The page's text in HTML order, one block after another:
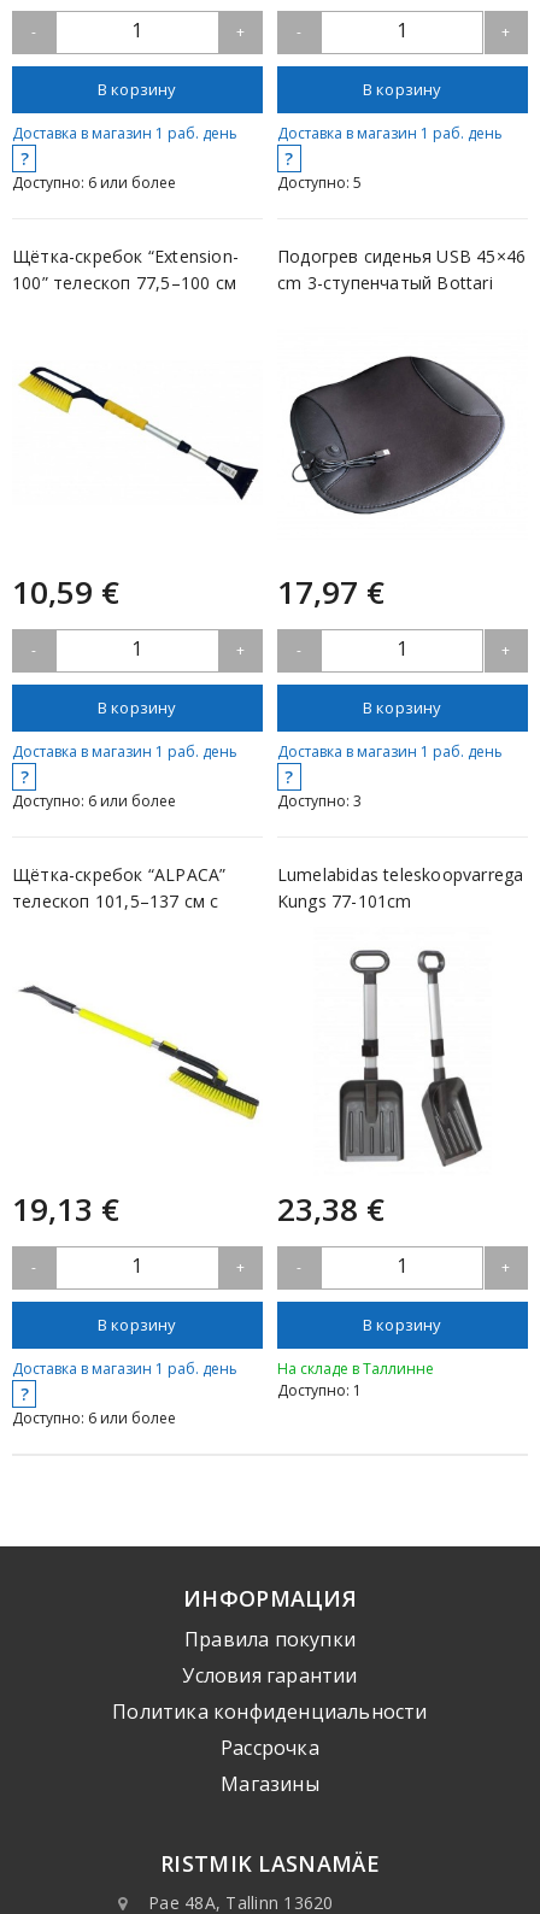
- 1 +
В корзину
Доставка в магазин 1 раб. день
?
Доступно: 6 или более
- 1 +
В корзину
Доставка в магазин 1 раб. день
?
Доступно: 5
Щётка-скребок “Extension-
100” телескоп 77,5–100 см
10,59 €
- 1 +
В корзину
Доставка в магазин 1 раб. день
?
Доступно: 6 или более
Подогрев сиденья USB 45×46
cm 3-ступенчатый Bottari
17,97 €
- 1 +
В корзину
Доставка в магазин 1 раб. день
?
Доступно: 3
Щётка-скребок “ALPACA”
телескоп 101,5–137 см с
19,13 €
- 1 +
В корзину
Доставка в магазин 1 раб. день
?
Доступно: 6 или более
Lumelabidas teleskoopvarrega
Kungs 77-101cm
23,38 €
- 1 +
В корзину
На складе в Таллинне
Доступно: 1
ИНФОРМАЦИЯ
Правила покупки
Условия гарантии
Политика конфиденциальности
Рассрочка
Mагазины
RISTMIK LASNAMÄE
Pae 48A, Tallinn 13620